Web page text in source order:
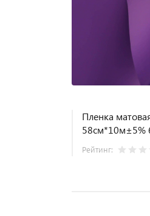
Пленка
58см*10м±5%
Рейтинг: